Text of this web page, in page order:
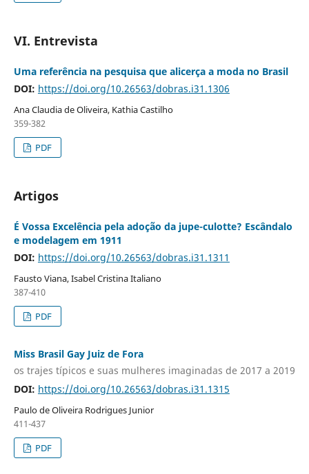
VI. Entrevista
Uma referência na pesquisa que alicerça a moda no Brasil
DOI: https://doi.org/10.26563/dobras.i31.1306
Ana Claudia de Oliveira, Kathia Castilho
359-382
PDF
Artigos
É Vossa Excelência pela adoção da jupe-culotte? Escândalo
e modelagem em 1911
DOI: https://doi.org/10.26563/dobras.i31.1311
Fausto Viana, Isabel Cristina Italiano
387-410
PDF
Miss Brasil Gay Juiz de Fora
os trajes típicos e suas mulheres imaginadas de 2017 a 2019
DOI: https://doi.org/10.26563/dobras.i31.1315
Paulo de Oliveira Rodrigues Junior
411-437
PDF